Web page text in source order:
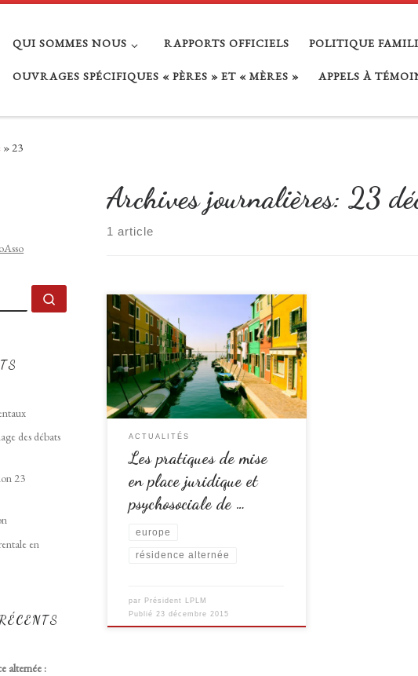
QUI SOMMES NOUS RAPPORTS OFFICIELS POLITIQUE
OUVRAGES SPÉCIFIQUES « PÈRES » ET « MÈRES » APPELS À
»23
Archives journalières: 23
1 article
Communiqué de presse Les pratiques de
mise en place juridique et psychosociale
de la résidence alternée Le Conseil
International de la Résidence Alternée
(CIRA) soutient la résolution 2079
adoptée le 2 octobre 2015 par le Conseil
de l’Europe sur l’égalité et la
Allemagne, 23 décembre 2015. La […]
ACTUALITÉS
Les pratiques de mise
en place juridique et
psychosociale de …
europe
résidence alternée
par Président LPLM
Publié23 décembre 2015
Rechercher …
des débats
23
en
alternée :